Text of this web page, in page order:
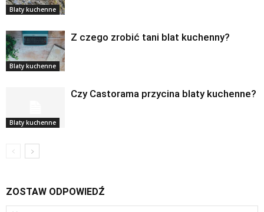
Blaty kuchenne
Blaty kuchenne
Z czego zrobić tani blat kuchenny?
Blaty kuchenne
Czy Castorama przycina blaty kuchenne?
ZOSTAW ODPOWIEDŹ